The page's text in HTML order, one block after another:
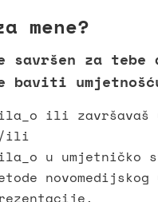
mene?
savršen za
baviti
ili
i/ili
u umjetničko